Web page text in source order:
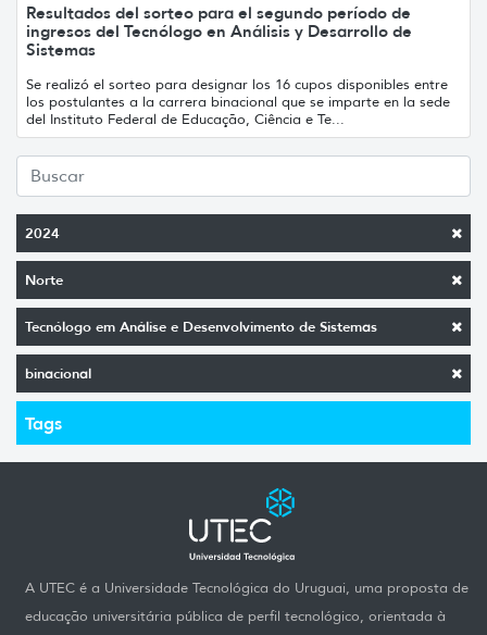
2024
Norte
Tecnólogo em Análise e Desenvolvimento de Sistemas
binacional
Tags
Resultados del sorteo para el segundo período de
ingresos del Tecnólogo en Análisis y Desarrollo de
Sistemas
Se realizó el sorteo para designar los 16 cupos disponibles entre
los postulantes a la carrera binacional que se imparte en la sede
del Instituto Federal de Educação, Ciência e Te...
A UTEC é a Universidade Tecnológica do Uruguai, uma proposta de
educação universitária pública de perfil tecnológico, orientada à